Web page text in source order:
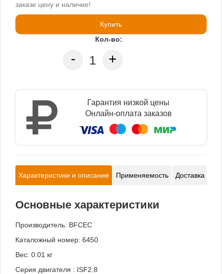
заказе цену и наличие!
Купить
Кол-во:
- +
Гарантия низкой цены
Онлайн-оплата заказов
Характеристики и описание Применяемость Доставка и
Основные характеристики
Производитель: BFCEC
Каталожный номер: 6450
Вес: 0.01 кг
Серия двигателя : ISF2.8